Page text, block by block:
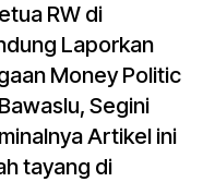
RW di
Laporkan
Money Politic
Segini
Artikel ini
tayang di